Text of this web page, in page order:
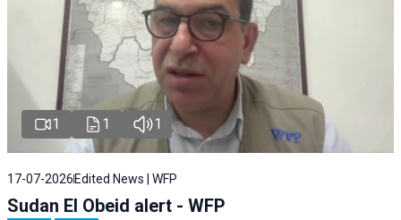
1 1 1
17-07-2026 Edited News | WFP
Sudan El Obeid alert - WFP